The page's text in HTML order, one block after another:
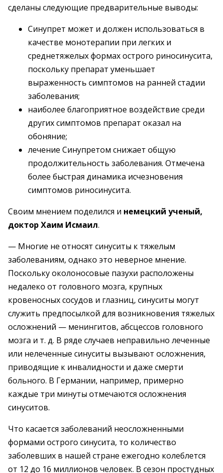
сделаны следующие предварительные выводы:
Синупрет может и должен использоваться в
качестве монотерапии при легких и
среднетяжелых формах острого риносинусита,
поскольку препарат уменьшает
выраженность симптомов на ранней стадии
заболевания;
наиболее благоприятное воздействие среди
других симптомов препарат оказал на
обоняние;
лечение Синупретом снижает общую
продолжительность заболевания. Отмечена
более быстрая динамика исчезновения
симптомов риносинусита.
Своим мнением поделился и немецкий ученый,
доктор Хаим Исмаил.
— Многие не относят синуситы к тяжелым
заболеваниям, однако это неверное мнение.
Поскольку околоносовые пазухи расположены
недалеко от головного мозга, крупных
кровеносных сосудов и глазниц, синуситы могут
служить предпосылкой для возникновения тяжелых
осложнений — менингитов, абсцессов головного
мозга и т. д. В ряде случаев неправильно леченные
или нелеченные синуситы вызывают осложнения,
приводящие к инвалидности и даже смерти
больного. В Германии, например, примерно
каждые три минуты отмечаются осложнения
синуситов.
Что касается заболеваний неосложненными
формами острого синусита, то количество
заболевших в нашей стране ежегодно колеблется
от 12 до 16 миллионов человек. В сезон простудных